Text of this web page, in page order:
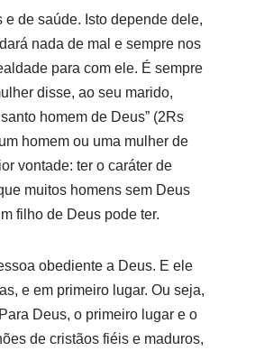
de saúde. Isto depende dele,
nada de mal e sempre nos
para com ele. É sempre
disse, ao seu marido,
homem de Deus” (2Rs
homem ou uma mulher de
vontade: ter o caráter de
muitos homens sem Deus
filho de Deus pode ter.
obediente a Deus. E ele
e em primeiro lugar. Ou seja,
Deus, o primeiro lugar e o
de cristãos fiéis e maduros,